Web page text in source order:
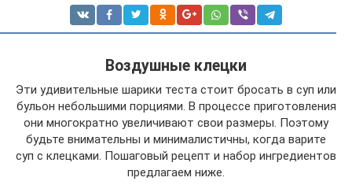
Воздушные клецки
Эти удивительные шарики теста стоит бросать в суп или
бульон небольшими порциями. В процессе приготовления
они многократно увеличивают свои размеры. Поэтому
будьте внимательны и минималистичны, когда варите
суп с клецками. Пошаговый рецепт и набор ингредиентов
предлагаем ниже.